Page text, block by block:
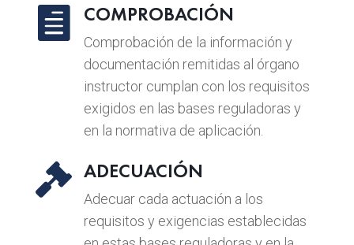
 COMPROBACIÓN
Comprobación de la información y
documentación remitidas al órgano
instructor cumplan con los requisitos
exigidos en las bases reguladoras y
en la normativa de aplicación.
 ADECUACIÓN
Adecuar cada actuación a los
requisitos y exigencias establecidas